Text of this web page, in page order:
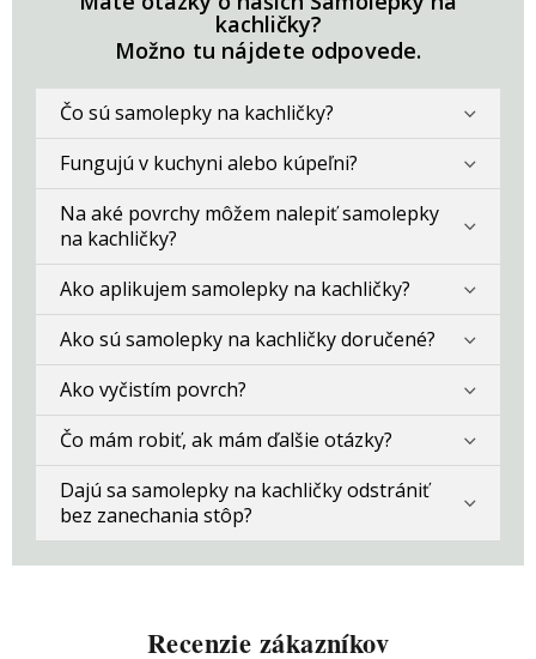
kachličky?
Možno tu nájdete odpovede.
Čo sú samolepky na kachličky?
Fungujú v kuchyni alebo kúpeľni?
Na aké povrchy môžem nalepiť samolepky
na kachličky?
Ako aplikujem samolepky na kachličky?
Ako sú samolepky na kachličky doručené?
Ako vyčistím povrch?
Čo mám robiť, ak mám ďalšie otázky?
Dajú sa samolepky na kachličky odstrániť
bez zanechania stôp?
Recenzie zákazníkov